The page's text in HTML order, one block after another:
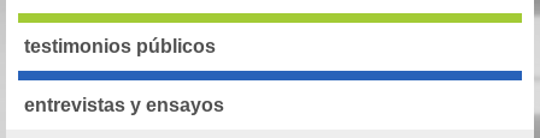
testimonios públicos
entrevistas y ensayos